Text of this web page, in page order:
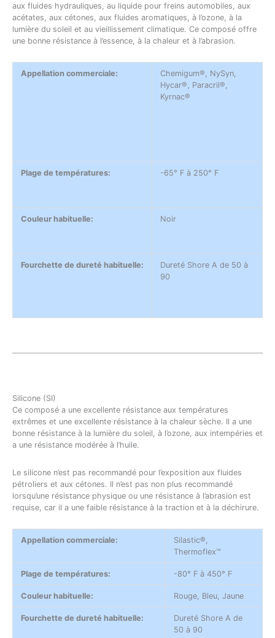
aux fluides hydrauliques, au liquide pour freins automobiles, aux
acétates, aux cétones, aux fluides aromatiques, à l’ozone, à la
lumière du soleil et au vieillissement climatique. Ce composé offre
une bonne résistance à l’essence, à la chaleur et à l’abrasion.
Appellation commerciale:
Chemigum®, NySyn,
Hycar®, Paracril®,
Kyrnac®
Plage de températures: -65° F à 250° F
Couleur habituelle: Noir
Fourchette de dureté habituelle:
Dureté Shore A de 50 à
90
Silicone (SI)
Ce composé a une excellente résistance aux températures
extrêmes et une excellente résistance à la chaleur sèche. Il a une
bonne résistance à la lumière du soleil, à l’ozone, aux intempéries et
a une résistance modérée à l’huile.
Le silicone n’est pas recommandé pour l’exposition aux fluides
pétroliers et aux cétones. Il n’est pas non plus recommandé
lorsqu’une résistance physique ou une résistance à l’abrasion est
requise, car il a une faible résistance à la traction et à la déchirure.
Appellation commerciale:
Silastic®,
Thermoflex™
Plage de températures: -80° F à 450° F
Couleur habituelle: Rouge, Bleu, Jaune
Fourchette de dureté habituelle:
Dureté Shore A de
50 à 90